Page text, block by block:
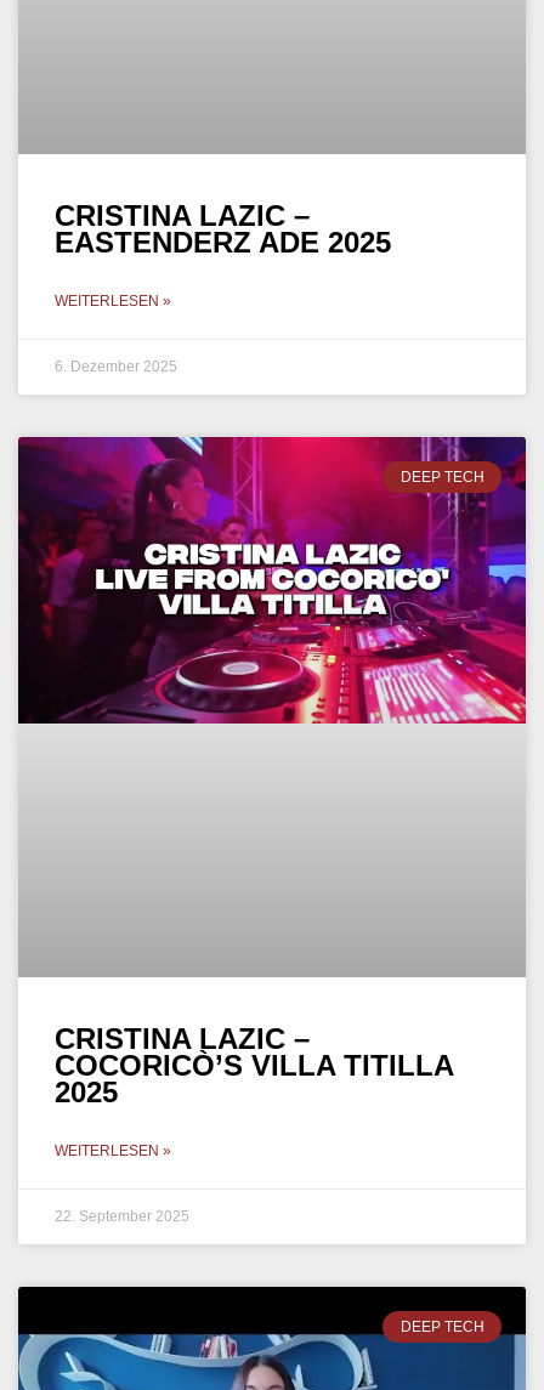
CRISTINA LAZIC –
EASTENDERZ ADE 2025
WEITERLESEN »
6. Dezember 2025
DEEP TECH
CRISTINA LAZIC –
COCORICÒ’S VILLA TITILLA
2025
WEITERLESEN »
22. September 2025
DEEP TECH